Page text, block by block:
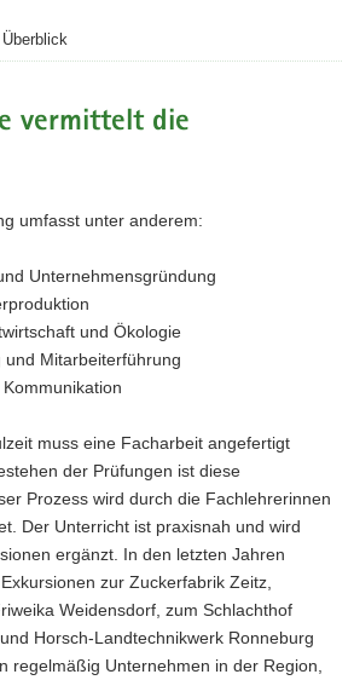
vermittelt die
umfasst unter anderem:
Unternehmensgründung
und Ökologie
und Mitarbeiterführung
muss eine Facharbeit angefertigt
der Prüfungen ist diese
Prozess wird durch die Fachlehrerinnen
Der Unterricht ist praxisnah und wird
ergänzt. In den letzten Jahren
zur Zuckerfabrik Zeitz,
Weidensdorf, zum Schlachthof
Horsch-Landtechnikwerk Ronneburg
regelmäßig Unternehmen in der Region,